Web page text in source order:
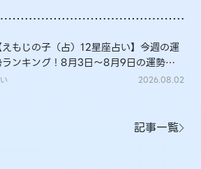
えもじの子（占）12星座占い】今週の運
ランキング！8月3日～8月9日の運勢
2026.08.02
記事一覧